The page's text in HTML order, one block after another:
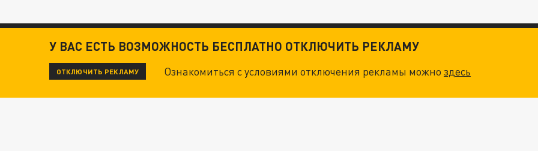
У ВАС ЕСТЬ ВОЗМОЖНОСТЬ БЕСПЛАТНО ОТКЛЮЧИТЬ РЕКЛАМУ
ОТКЛЮЧИТЬ РЕКЛАМУ Ознакомиться с условиями отключения рекламы можноздесь